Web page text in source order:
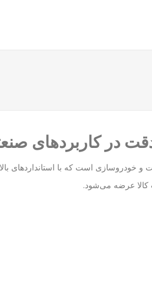
و خودروسازی است که با استانداردهای
کالا عرضه می‌شود.